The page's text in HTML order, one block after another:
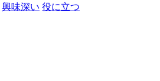
興味深い 役に立つ